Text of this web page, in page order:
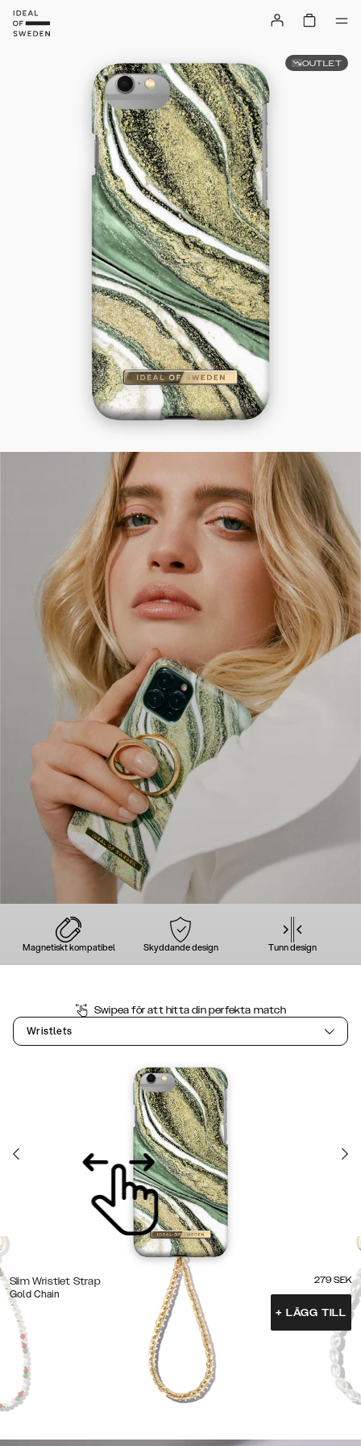
Magnetiskt kompatibel Skyddande design Tunn design
Swipea för att hitta din perfekta match
Wristlets
Slim Wristlet Strap
Gold Chain
279 SEK
+ LÄGG TILL
OUTLET